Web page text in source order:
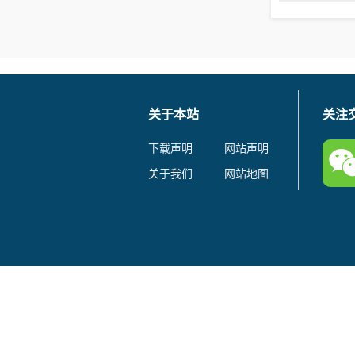
关于本站
下载声明
网站声明
关于我们
网站地图
关注